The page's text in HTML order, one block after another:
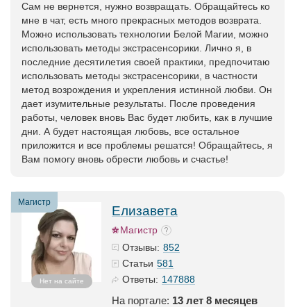
Сам не вернется, нужно возвращать. Обращайтесь ко
мне в чат, есть много прекрасных методов возврата.
Можно использовать технологии Белой Магии, можно
использовать методы экстрасенсорики. Лично я, в
последние десятилетия своей практики, предпочитаю
использовать методы экстрасенсорики, в частности
метод возрождения и укрепления истинной любви. Он
дает изумительные результаты. После проведения
работы, человек вновь Вас будет любить, как в лучшие
дни. А будет настоящая любовь, все остальное
приложится и все проблемы решатся! Обращайтесь, я
Вам помогу вновь обрести любовь и счастье!
Магистр
Нет на сайте
Елизавета
Магистр
Отзывы: 852
Статьи 581
Ответы: 147888
На портале: 13 лет 8 месяцев